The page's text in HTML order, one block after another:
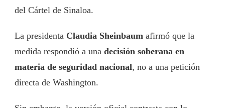
del Cártel de Sinaloa.
La presidenta Claudia Sheinbaum afirmó que la
medida respondió a una decisión soberana en
materia de seguridad nacional, no a una petición
directa de Washington.